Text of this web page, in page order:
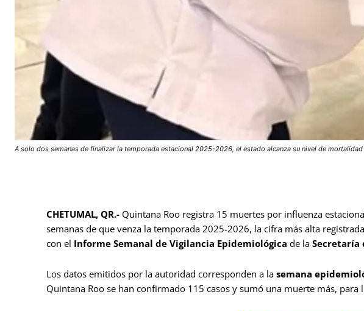
A solo dos semanas de finalizar la temporada estacional 2025-2026, el estado alcanza su nivel de
CHETUMAL, QR.- Quintana Roo registra 15 muertes por influenza
semanas de que venza la temporada 2025-2026, la cifra más alta
con el Informe Semanal de Vigilancia Epidemiológica de la Secretaría
Los datos emitidos por la autoridad corresponden a la semana
Quintana Roo se han confirmado 115 casos y sumó una muerte más, para